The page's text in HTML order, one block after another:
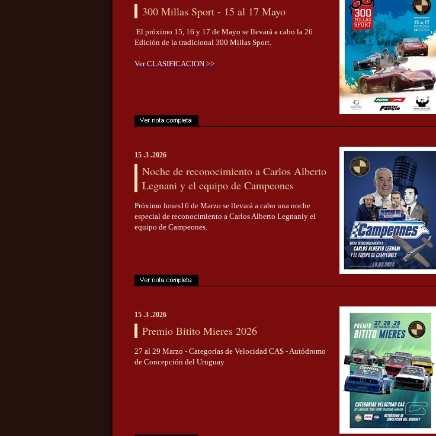
300 Millas Sport - 15 al 17 Mayo
El próximo 15, 16 y 17 de Mayo se llevará a cabo la 26
Edición de la tradicional 300 Millas Sport.
Ver CLASIFICACION >>
15 .3 .2026
Noche de reconocimiento a Carlos Alberto
Legnani y el equipo de Campeones
Próximo lunes16 de Marzo se llevará a cabo una noche
especial de reconocimiento a Carlos Alberto Legnaniy el
equipo de Campeones.
15 .3 .2026
Premio Bitito Mieres 2026
27 al 29 Marzo - Categorías de Velocidad CAS - Autódromo
de Concepción del Uruguay